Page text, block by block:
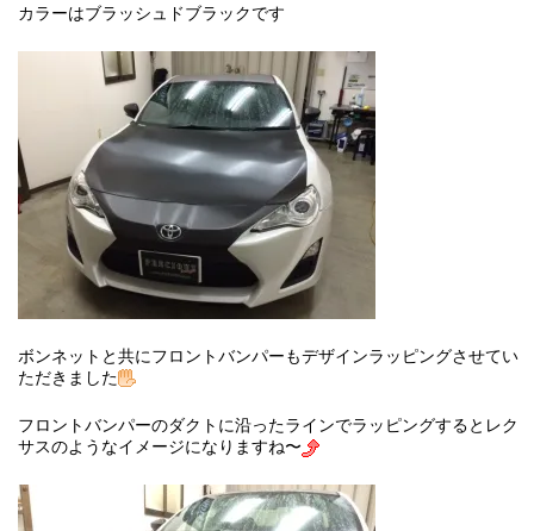
カラーはブラッシュドブラックです
ボンネットと共にフロントバンパーもデザインラッピングさせてい
ただきました
フロントバンパーのダクトに沿ったラインでラッピングするとレク
サスのようなイメージになりますね〜